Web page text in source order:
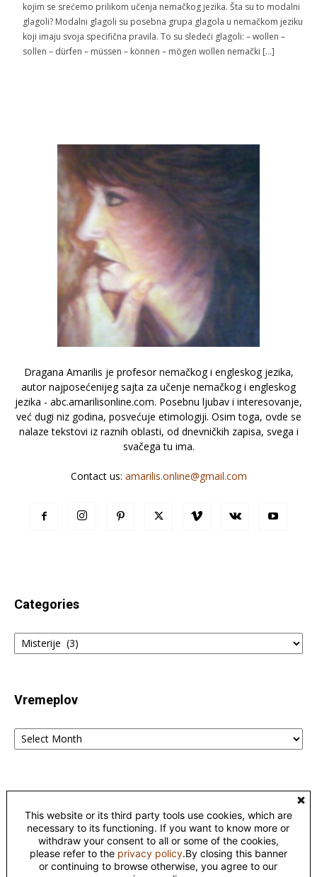
kojim se srećemo prilikom učenja nemačkog jezika. Šta su to modalni
glagoli? Modalni glagoli su posebna grupa glagola u nemačkom jeziku
koji imaju svoja specifična pravila. To su sledeći glagoli: – wollen –
sollen – dürfen – müssen – können – mögen wollen nemački […]
Dragana Amarilis je profesor nemačkog i engleskog jezika,
autor najposećenijeg sajta za učenje nemačkog i engleskog
jezika - abc.amarilisonline.com. Posebnu ljubav i interesovanje,
već dugi niz godina, posvećuje etimologiji. Osim toga, ovde se
nalaze tekstovi iz raznih oblasti, od dnevničkih zapisa, svega i
svačega tu ima.
Contact us: amarilis.online@gmail.com
Categories
Categories
Vremeplov
Vremeplov
Kontakt
Privacy
©
This work is licensed under aCreative Commons Attribution-
This website or its third party tools use cookies, which are
necessary to its functioning. If you want to know more or
withdraw your consent to all or some of the cookies,
please refer to the privacy policy.By closing this banner
or continuing to browse otherwise, you agree to our